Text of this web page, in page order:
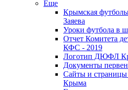
Еще
Крымская
Заяева
Уроки футбола в
Отчет Комитета
КФС - 2019
Логотип ДЮФЛ
Документы
Сайты и
Крыма